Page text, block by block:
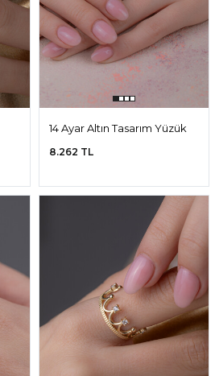
14 Ayar Altın Tasarım Yüzük
8.262 TL